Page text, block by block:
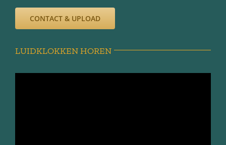
CONTACT & UPLOAD
LUIDKLOKKEN HOREN